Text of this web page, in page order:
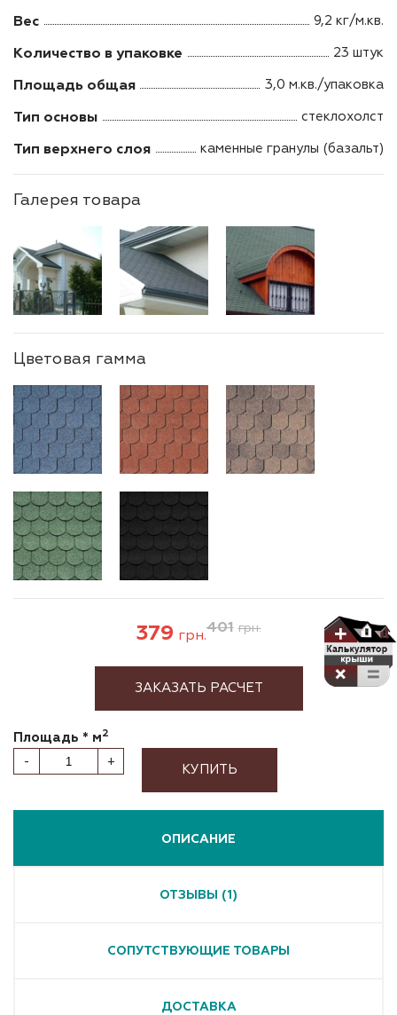
Вес 9,2 кг/м.кв.
Количество в упаковке 23 штук
Площадь общая 3,0 м.кв./упаковка
Тип основы стеклохолст
Тип верхнего слоя каменные гранулы (базальт)
Галерея товара
Цветовая гамма
379 грн.401 грн.
ЗАКАЗАТЬ РАСЧЕТ
Площадь * м2
- + КУПИТЬ
ОПИСАНИЕ
ОТЗЫВЫ (1)
СОПУТСТВУЮЩИЕ ТОВАРЫ
ДОСТАВКА